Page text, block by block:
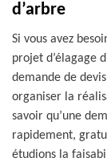
d’arbre
Si vous avez
projet d’élagage
demande de
organiser la
savoir qu’une
rapidement,
étudions la